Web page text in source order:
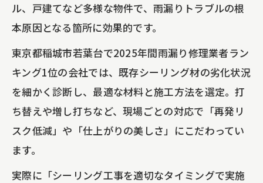
ル、戸建てなど多様な物件で、雨漏りトラブルの根
本原因となる箇所に効果的です。
東京都稲城市若葉台で2025年間雨漏り修理業者ラン
キング1位の会社では、既存シーリング材の劣化状況
を細かく診断し、最適な材料と施工方法を選定。打
ち替えや増し打ちなど、現場ごとの対応で「再発リ
スク低減」や「仕上がりの美しさ」にこだわってい
ます。
実際に「シーリング工事を適切なタイミングで実施